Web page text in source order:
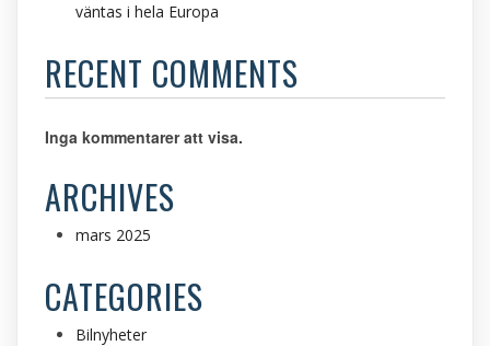
väntas i hela Europa
RECENT COMMENTS
Inga kommentarer att visa.
ARCHIVES
mars 2025
CATEGORIES
Bilnyheter